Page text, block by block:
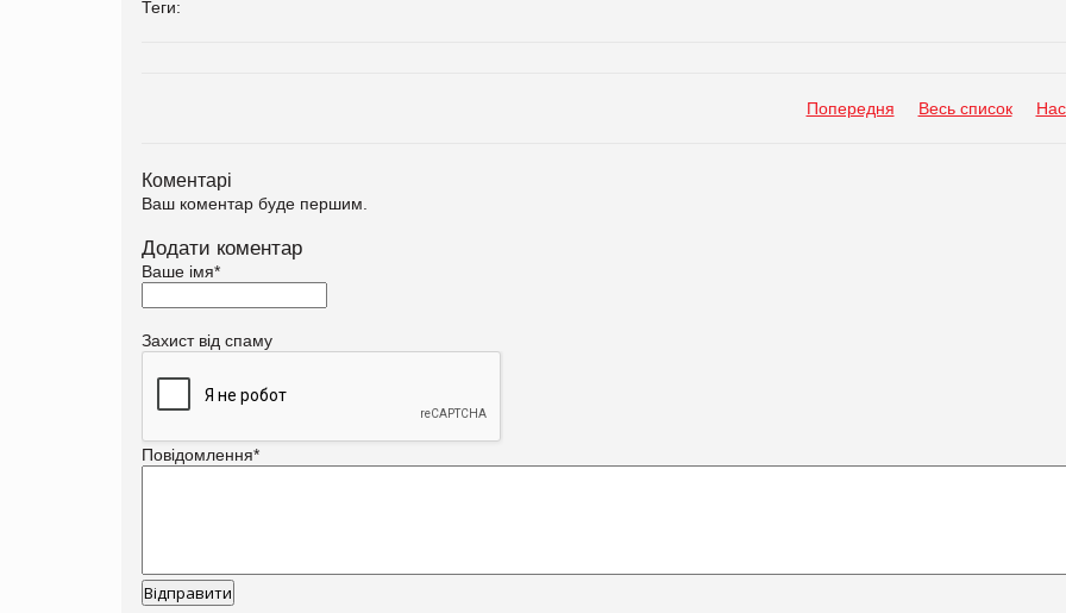
Теги:
Попередня Весь список
Коментарі
Ваш коментар буде першим.
Додати коментар
Ваше імя*
Захист від спаму
Повідомлення*